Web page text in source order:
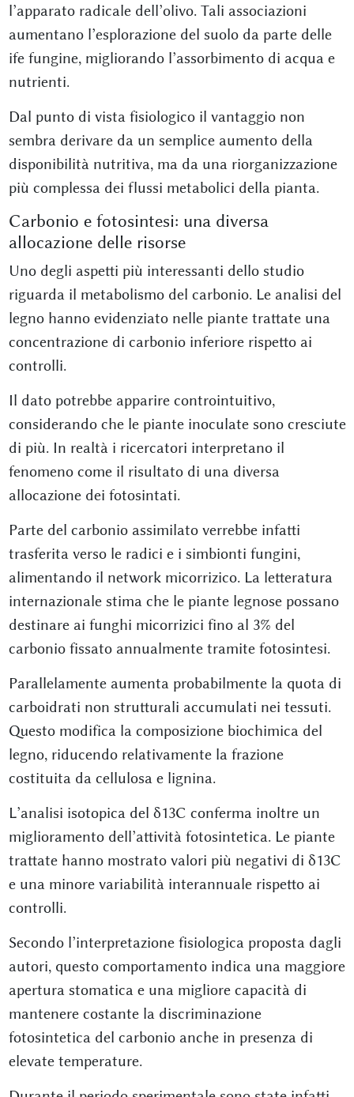
l’apparato radicale dell’olivo. Tali associazioni
aumentano l’esplorazione del suolo da parte delle
ife fungine, migliorando l’assorbimento di acqua e
nutrienti.
Dal punto di vista fisiologico il vantaggio non
sembra derivare da un semplice aumento della
disponibilità nutritiva, ma da una riorganizzazione
più complessa dei flussi metabolici della pianta.
Carbonio e fotosintesi: una diversa
allocazione delle risorse
Uno degli aspetti più interessanti dello studio
riguarda il metabolismo del carbonio. Le analisi del
legno hanno evidenziato nelle piante trattate una
concentrazione di carbonio inferiore rispetto ai
controlli.
Il dato potrebbe apparire controintuitivo,
considerando che le piante inoculate sono cresciute
di più. In realtà i ricercatori interpretano il
fenomeno come il risultato di una diversa
allocazione dei fotosintati.
Parte del carbonio assimilato verrebbe infatti
trasferita verso le radici e i simbionti fungini,
alimentando il network micorrizico. La letteratura
internazionale stima che le piante legnose possano
destinare ai funghi micorrizici fino al 3% del
carbonio fissato annualmente tramite fotosintesi.
Parallelamente aumenta probabilmente la quota di
carboidrati non strutturali accumulati nei tessuti.
Questo modifica la composizione biochimica del
legno, riducendo relativamente la frazione
costituita da cellulosa e lignina.
L’analisi isotopica del δ13C conferma inoltre un
miglioramento dell’attività fotosintetica. Le piante
trattate hanno mostrato valori più negativi di δ13C
e una minore variabilità interannuale rispetto ai
controlli.
Secondo l’interpretazione fisiologica proposta dagli
autori, questo comportamento indica una maggiore
apertura stomatica e una migliore capacità di
mantenere costante la discriminazione
fotosintetica del carbonio anche in presenza di
elevate temperature.